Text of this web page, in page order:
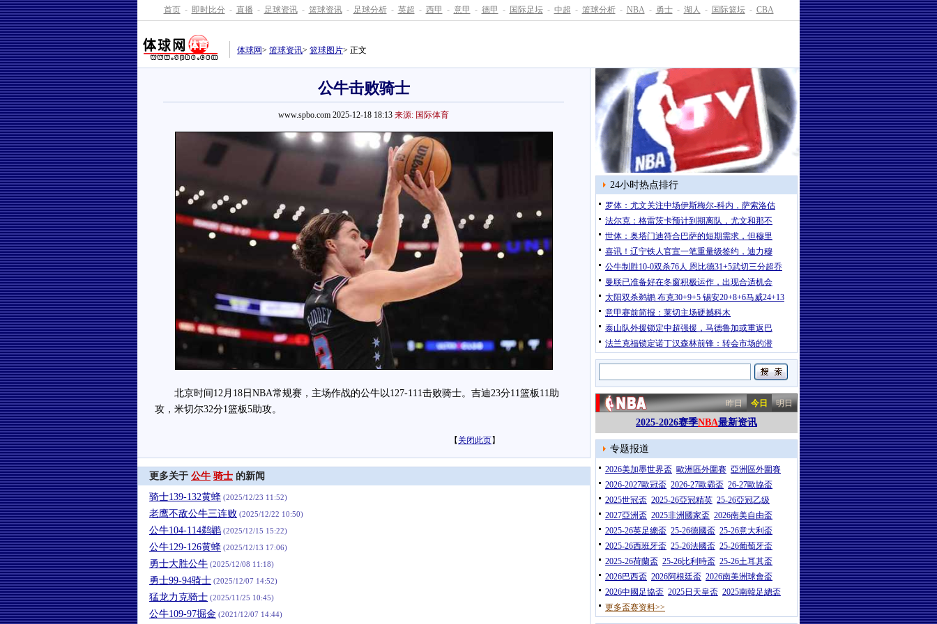
首页 - 即时比分 - 直播 - 足球资讯 - 篮球资讯 - 足球分析 - 英超 - 西甲 - 意甲 - 德甲 - 国际足坛 - 中超 - 篮球分析 - NBA - 勇士 - 湖人 - 国际篮坛 - CBA
体球网> 篮球资讯> 篮球图片> 正文
公牛击败骑士
www.spbo.com 2025-12-18 18:13 来源: 国际体育
北京时间12月18日NBA常规赛，主场作战的公牛以127-111击败骑士。吉迪23分11篮板11助
攻，米切尔32分1篮板5助攻。
【 关闭此页】
更多关于 公牛 骑士 的新闻
骑士139-132黄蜂 (2025/12/23 11:52)
老鹰不敌公牛三连败 (2025/12/22 10:50)
公牛104-114鹈鹕 (2025/12/15 15:22)
公牛129-126黄蜂 (2025/12/13 17:06)
勇士大胜公牛 (2025/12/08 11:18)
勇士99-94骑士 (2025/12/07 14:52)
猛龙力克骑士 (2025/11/25 10:45)
公牛109-97掘金 (2021/12/07 14:44)
24小时热点排行
罗体：尤文关注中场伊斯梅尔-科内，萨索洛估
法尔克：格雷茨卡预计到期离队，尤文和那不
世体：奥塔门迪符合巴萨的短期需求，但穆里
喜讯！辽宁铁人官宣一笔重量级签约，迪力穆
公牛制胜10-0双杀76人 恩比德31+5武切三分超乔
曼联已准备好在冬窗积极运作，出现合适机会
太阳双杀鹈鹕 布克30+9+5 锡安20+8+6马威24+13
意甲赛前简报：莱切主场硬撼科木
泰山队外援锁定中超强援，马德鲁加或重返巴
法兰克福锁定诺丁汉森林前锋：转会市场的潜
昨日 今日 明日
2025-2026赛季NBA最新资讯
专题报道
2026美加墨世界盃 歐洲區外圍賽 亞洲區外圍賽
2026-2027歐冠盃 2026-27歐霸盃 26-27歐協盃
2025世冠盃 2025-26亞冠精英 25-26亞冠乙级
2027亞洲盃 2025非洲國家盃 2026南美自由盃
2025-26英足總盃 25-26德國盃 25-26意大利盃
2025-26西班牙盃 25-26法國盃 25-26葡萄牙盃
2025-26荷蘭盃 25-26比利時盃 25-26土耳其盃
2026巴西盃 2026阿根廷盃 2026南美洲球會盃
2026中國足協盃 2025日天皇盃 2025南韓足總盃
更多盃赛资料>>